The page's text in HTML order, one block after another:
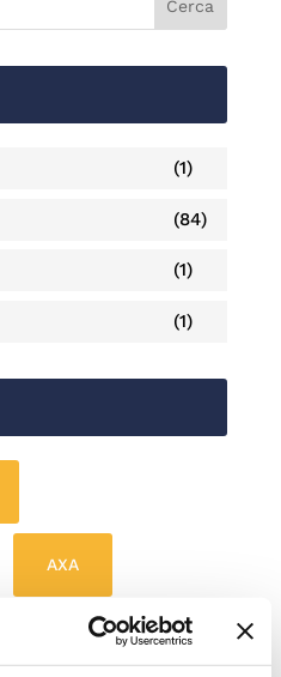
(1)
(84)
(1)
(1)
AXA
Convention